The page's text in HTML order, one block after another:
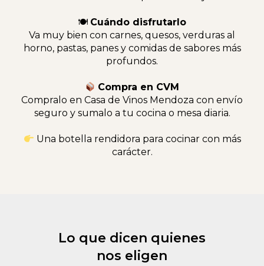
🍽 Cuándo disfrutarlo
Va muy bien con carnes, quesos, verduras al
horno, pastas, panes y comidas de sabores más
profundos.
Compra en CVM
Compralo en Casa de Vinos Mendoza con envío
seguro y sumalo a tu cocina o mesa diaria.
Una botella rendidora para cocinar con más
carácter.
Lo que dicen quienes
nos eligen